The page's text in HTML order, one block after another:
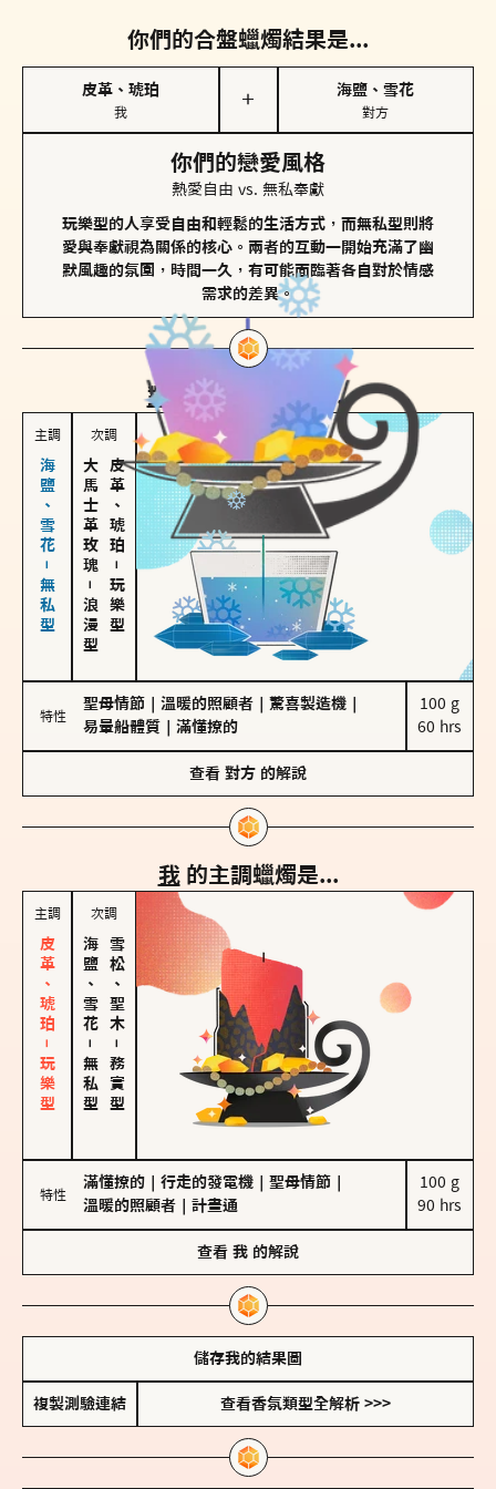
你們的合盤蠟燭結果是...
皮革、琥珀
我
＋
海鹽、雪花
對方
你們的戀愛風格
熱愛自由 vs. 無私奉獻
玩樂型的人享受自由和輕鬆的生活方式，而無私型則將
愛與奉獻視為關係的核心。兩者的互動一開始充滿了幽
默風趣的氛圍，時間一久，有可能面臨著各自對於情感
需求的差異。
對方的主調蠟燭是...
主調
海鹽、雪花－無私型
次調
大馬士革玫瑰
－
浪漫型
皮革、琥珀
－
玩樂型
特性
聖母情節 溫暖的照顧者 驚喜製造機
易暈船體質
滿懂撩的
100 g
60 hrs
查看 對方 的解說
我 的主調蠟燭是...
主調
皮革、琥珀－玩樂型
次調
海鹽、雪花
－
無私型
雪松、聖木
－
務實型
特性
滿懂撩的 行走的發電機 聖母情節
溫暖的照顧者
計畫通
100 g
90 hrs
查看 我 的解說
儲存我的結果圖
複製測驗連結 查看香氛類型全解析 >>>